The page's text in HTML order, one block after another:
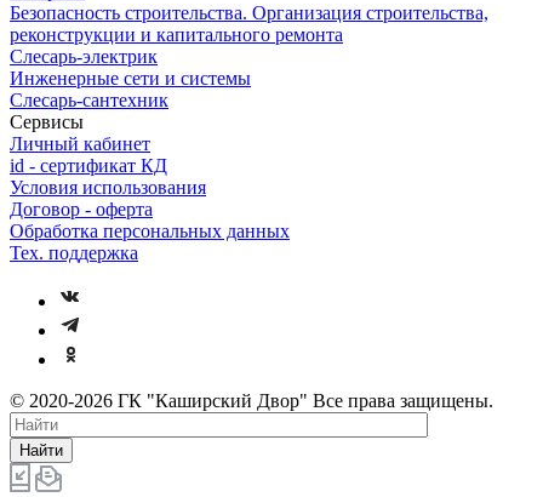
Безопасность строительства. Организация строительства,
реконструкции и капитального ремонта
Слесарь-электрик
Инженерные сети и системы
Слесарь-сантехник
Сервисы
Личный кабинет
id - сертификат КД
Условия использования
Договор - оферта
Обработка персональных данных
Тех. поддержка
© 2020-2026 ГК "Каширский Двор" Все права защищены.
Найти